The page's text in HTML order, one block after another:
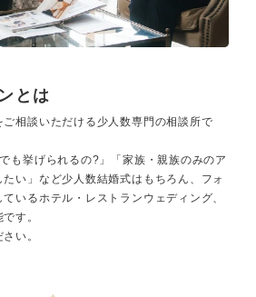
とは
相談いただける少人数専門の相談所で
も挙げられるの?」「家族・親族のみのア
い」など少人数結婚式はもちろん、フォ
いるホテル・レストランウェディング、
す。
い。